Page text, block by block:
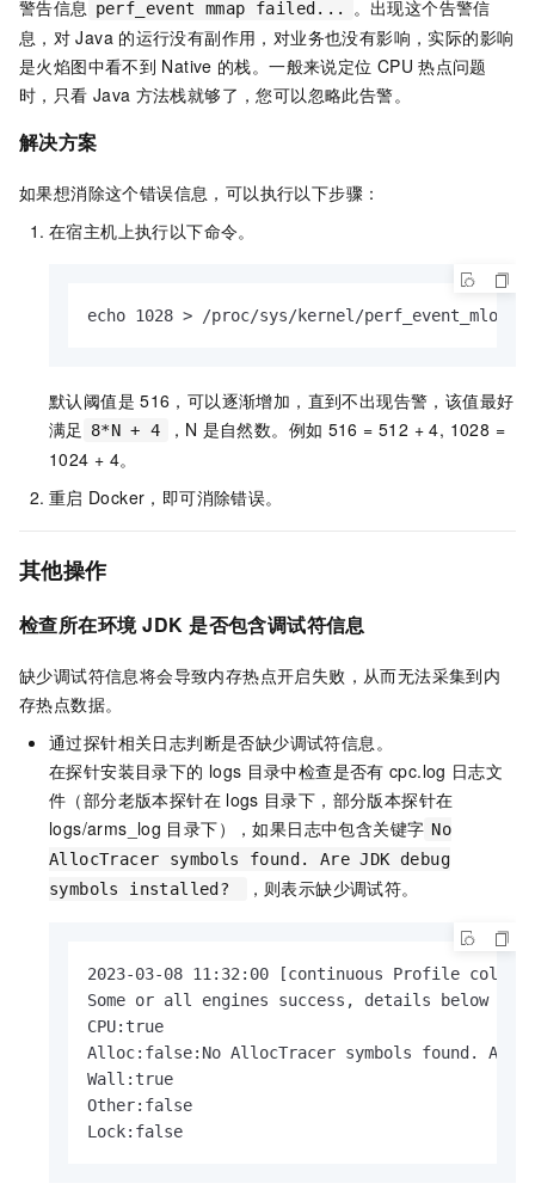
警告信息 perf_event mmap failed...
。出现这个告警信
息，对 Java 的运行没有副作用，对业务也没有影响，实际的影响
是火焰图中看不到 Native 的栈。一般来说定位 CPU 热点问题
时，只看 Java 方法栈就够了，您可以忽略此告警。
解决方案
如果想消除这个错误信息，可以执行以下步骤：
在宿主机上执行以下命令。
echo 1028 > /proc/sys/kernel/
默认阈值是 516，可以逐渐增加，直到不出现告警，该值最好
满足
8*N + 4 ，N 是自然数。例如 516 = 512 + 4, 1028 =
1024 + 4。
重启 Docker，即可消除错误。
其他操作
检查所在环境 JDK 是否包含调试符信息
缺少调试符信息将会导致内存热点开启失败，从而无法采集到内
存热点数据。
通过探针相关日志判断是否缺少调试符信息。
在探针安装目录下的 logs 目录中检查是否有 cpc.log 日志文
件（部分老版本探针在 logs 目录下，部分版本探针在
logs/arms_log 目录下），如果日志中包含关键字 No
AllocTracer symbols found. Are JDK debug
symbols installed?
，则表示缺少调试符。
2023-03-08 11:32:00 [continuous Profile
Some or all engines success, details below
CPU:true
Alloc:false:No AllocTracer symbols found. Are
Wall:true
Other:false
Lock:false